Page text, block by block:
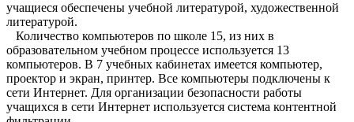
учащиеся обеспечены учебной литературой, художественной
литературой.
Количество компьютеров по школе 15, из них в
образовательном учебном процессе используется 13
компьютеров. В 7 учебных кабинетах имеется компьютер,
проектор и экран, принтер. Все компьютеры подключены к
сети Интернет. Для организации безопасности работы
учащихся в сети Интернет используется система контентной